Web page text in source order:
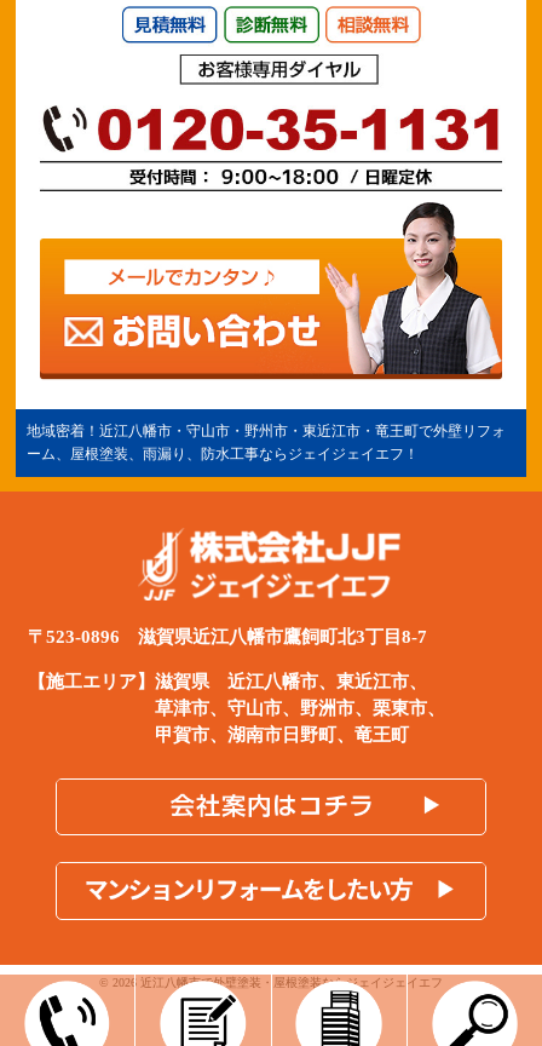
地域密着！近江八幡市 ・守山市・野州市・東近江市 ・竜王町で外壁リフォ
ーム、屋根塗装、雨漏り、防水工事ならジェイジェイエフ！
〒523-0896 滋賀県近江八幡市鷹飼町北3丁目8-7
【施工エリア】滋賀県近江八幡市、東近江市、
草津市、守山市、野洲市、栗東市、
甲賀市、湖南市日野町、竜王町
© 2026 近江八幡市で外壁塗装・屋根塗装ならジェイジェイエフ